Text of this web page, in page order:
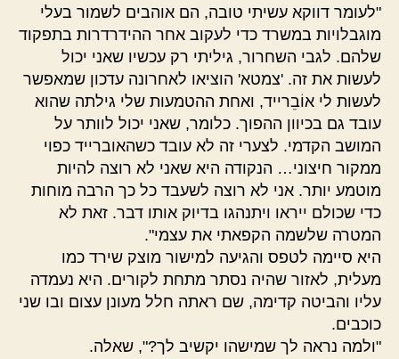
"לעומר דווקא עשיתי טובה, הם אוהבים לשמור בעלי
מוגבלויות במשרד כדי לעקוב אחר ההידרדרות בתפקוד
שלהם. לגבי השחרור, גיליתי רק עכשיו שאני יכול
לעשות את זה. 'צמטא' הוציאו לאחרונה עדכון שמאפשר
לעשות לי אוֹבֵרייד, ואחת ההטמעות שלי גילתה שהוא
עובד גם בכיוון ההפוך. כלומר, שאני יכול לוותר על
המושב הקדמי. לצערי זה לא עובד כשהאוברייד כפוי
ממקור חיצוני… הנקודה היא שאני לא רוצה להיות
מוטמע יותר. אני לא רוצה לשעבד כל כך הרבה מוחות
כדי שכולם ייראו ויתנהגו בדיוק אותו דבר. זאת לא
המטרה שלשמה הקפאתי את עצמי".
היא סיימה לטפס והגיעה למישור מוצק שירד כמו
מעלית, לאזור שהיה נסתר מתחת לקורים. היא נעמדה
עליו והביטה קדימה, שם ראתה חלל מעונן עצום ובו שני
כוכבים.
"ולמה נראה לך שמישהו יקשיב לך?", שאלה.